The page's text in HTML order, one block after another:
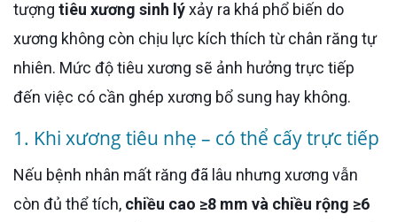
tượng tiêu xương sinh lýxảy ra khá phổ biến do
xương không còn chịu lực kích thích từ chân răng tự
nhiên. Mức độ tiêu xương sẽ ảnh hưởng trực tiếp
đến việc có cần ghép xương bổ sung hay không.
1. Khi xương tiêu nhẹ – có thể cấy trực tiếp
Nếu bệnh nhân mất răng đã lâu nhưng xương vẫn
còn đủ thể tích, chiều cao ≥8 mm và chiều rộng ≥6